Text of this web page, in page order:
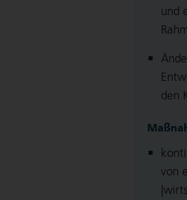
und
den
von